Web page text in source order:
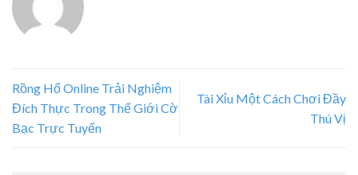
Rồng Hổ Online Trải Nghiệm
Đích Thực Trong Thế Giới Cờ
Bạc Trực Tuyến
Tài Xỉu Một Cách Chơi Đầy
Thú Vị